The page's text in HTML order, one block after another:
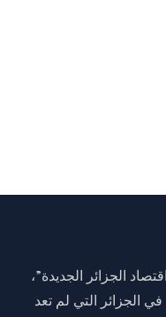
الجزائر الجديدة”،
في الجزائر التي لم تعد